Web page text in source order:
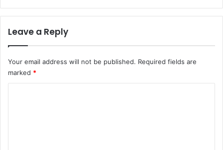
Leave a Reply
Your email address will not be published. Required fields are
marked *